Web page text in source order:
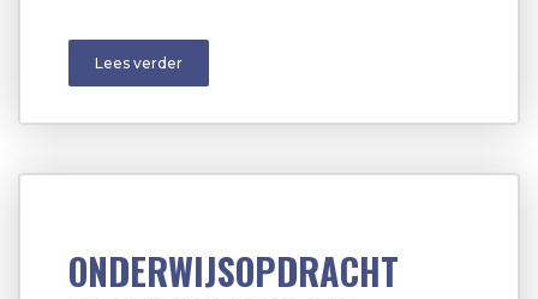
Lees verder
ONDERWIJSOPDRACHT